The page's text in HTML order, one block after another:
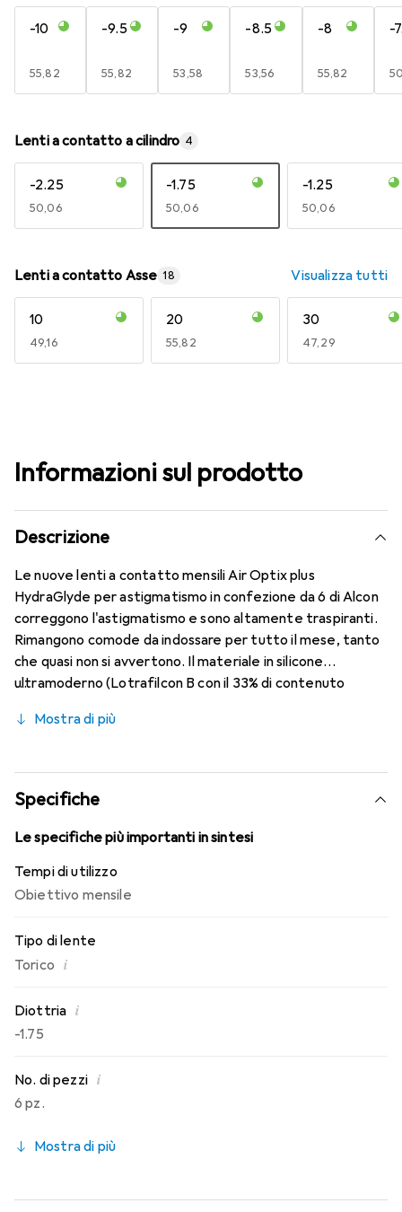
-10
EUR
55,82
-9.5
EUR
55,82
-9
EUR
53,58
-8.5
EUR
53,56
-8
EUR
55,82
-
Lenti a contatto a cilindro 4
-2.25
EUR
50,06
-1.75
EUR
50,06
-1.25
EUR
50,06
Lenti a contatto Asse 18 Visualizza tutti
10
EUR
49,16
20
EUR
55,82
30
EUR
47,29
Informazioni sul prodotto
Descrizione
Le nuove lenti a contatto mensili Air Optix plus
HydraGlyde per astigmatismo in confezione da 6 di Alcon
correggono l'astigmatismo e sono altamente traspiranti.
Rimangono comode da indossare per tutto il mese, tanto
che quasi non si avvertono. Il materiale in silicone
ultramoderno (Lotrafilcon B con il 33% di contenuto
HydraGlyde Moisture Matrix e la conosciuta tecnologia
indossabilità che conosci. Comfort e assenza di fastidi per
tutto il giorno con queste lenti mensili.
Mostra di più
Specifiche
Le specifiche più importanti in sintesi
Tempi di utilizzo
Obiettivo mensile
Tipo di lente
Torico i
Diottria i
-1.75
No. di pezzi i
6 pz.
Mostra di più